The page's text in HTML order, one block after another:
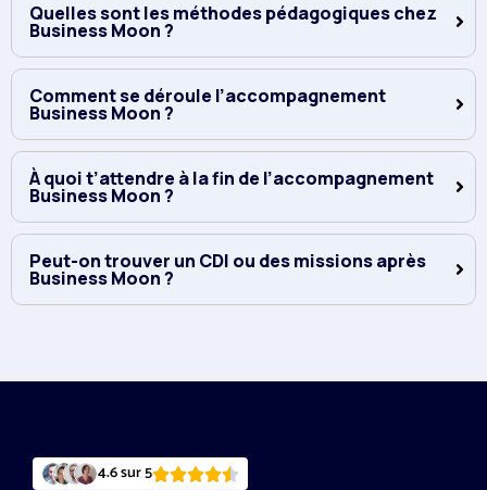
Quelles sont les méthodes pédagogiques chez
Business Moon ?
Comment se déroule l’accompagnement
Business Moon ?
À quoi t’attendre à la fin de l’accompagnement
Business Moon ?
Peut-on trouver un CDI ou des missions après
Business Moon ?
4.6 sur 5